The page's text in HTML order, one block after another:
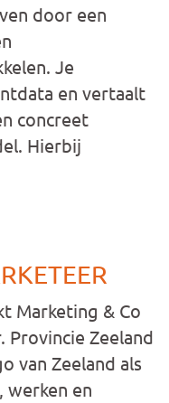
door een
Je
en vertaalt
concreet
Hierbij
Marketing & Co
Provincie Zeeland
van Zeeland als
werken en